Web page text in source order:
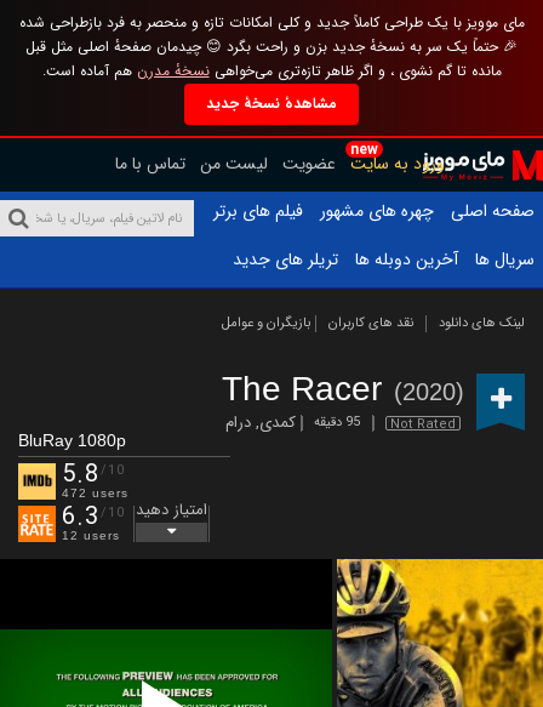
مای موویز با یک طراحی کاملاً جدید و کلی امکانات تازه و منحصر به فرد بازطراحی شده
🎉 حتماً یک سر به نسخهٔ جدید بزن و راحت بگرد 😊 چیدمان صفحهٔ اصلی مثل قبل
مانده تا گم نشوی ، و اگر ظاهر تازه‌تری می‌خواهینسخهٔ مدرن هم آماده است.
مشاهدهٔ نسخهٔ جدید
new
ورود به سایت عضویت لیست من تماس با ما
صفحه اصلی
چهره های مشهور
فیلم های برتر
سریال ها
آخرین دوبله ها تریلر های جدید
لینک های دانلود نقد های کاربران بازیگران و عوامل
The Racer (2020)
Not Rated 95 دقیقه کمدی,درام
BluRay 1080p
5.8 /10
472 users
6.3 /10
12 users
امتیاز دهید